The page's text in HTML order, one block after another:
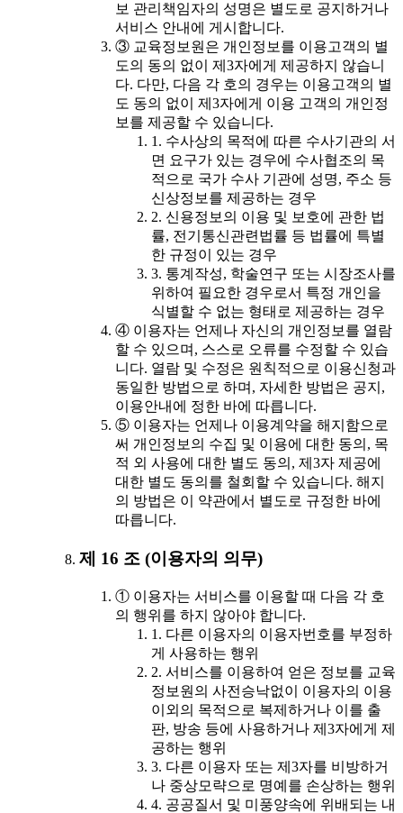
보 관리책임자의 성명은 별도로 공지하거나
서비스 안내에 게시합니다.
③ 교육정보원은 개인정보를 이용고객의 별
도의 동의 없이 제3자에게 제공하지 않습니
다. 다만, 다음 각 호의 경우는 이용고객의 별
도 동의 없이 제3자에게 이용 고객의 개인정
보를 제공할 수 있습니다.
1. 수사상의 목적에 따른 수사기관의 서
면 요구가 있는 경우에 수사협조의 목
적으로 국가 수사 기관에 성명, 주소 등
신상정보를 제공하는 경우
2. 신용정보의 이용 및 보호에 관한 법
률, 전기통신관련법률 등 법률에 특별
한 규정이 있는 경우
3. 통계작성, 학술연구 또는 시장조사를
위하여 필요한 경우로서 특정 개인을
식별할 수 없는 형태로 제공하는 경우
④ 이용자는 언제나 자신의 개인정보를 열람
할 수 있으며, 스스로 오류를 수정할 수 있습
니다. 열람 및 수정은 원칙적으로 이용신청과
동일한 방법으로 하며, 자세한 방법은 공지,
이용안내에 정한 바에 따릅니다.
⑤ 이용자는 언제나 이용계약을 해지함으로
써 개인정보의 수집 및 이용에 대한 동의, 목
적 외 사용에 대한 별도 동의, 제3자 제공에
대한 별도 동의를 철회할 수 있습니다. 해지
의 방법은 이 약관에서 별도로 규정한 바에
따릅니다.
제 16 조 (이용자의 의무)
① 이용자는 서비스를 이용할 때 다음 각 호
의 행위를 하지 않아야 합니다.
1. 다른 이용자의 이용자번호를 부정하
게 사용하는 행위
2. 서비스를 이용하여 얻은 정보를 교육
정보원의 사전승낙없이 이용자의 이용
이외의 목적으로 복제하거나 이를 출
판, 방송 등에 사용하거나 제3자에게 제
공하는 행위
3. 다른 이용자 또는 제3자를 비방하거
나 중상모략으로 명예를 손상하는 행위
4. 공공질서 및 미풍양속에 위배되는 내